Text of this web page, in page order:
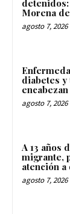
Morena
agosto 7, 2026
diabetes
agosto 7, 2026
A 13 años
migrante,
atención
agosto 7, 2026